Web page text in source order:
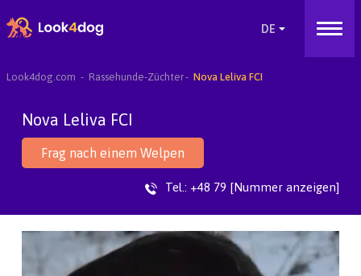
Look4dog.com Rassehunde-Züchter Nova Leliva FCI
Nova Leliva FCI
Frag nach einem Welpen
Tel.: +48 79 [Nummer anzeigen]